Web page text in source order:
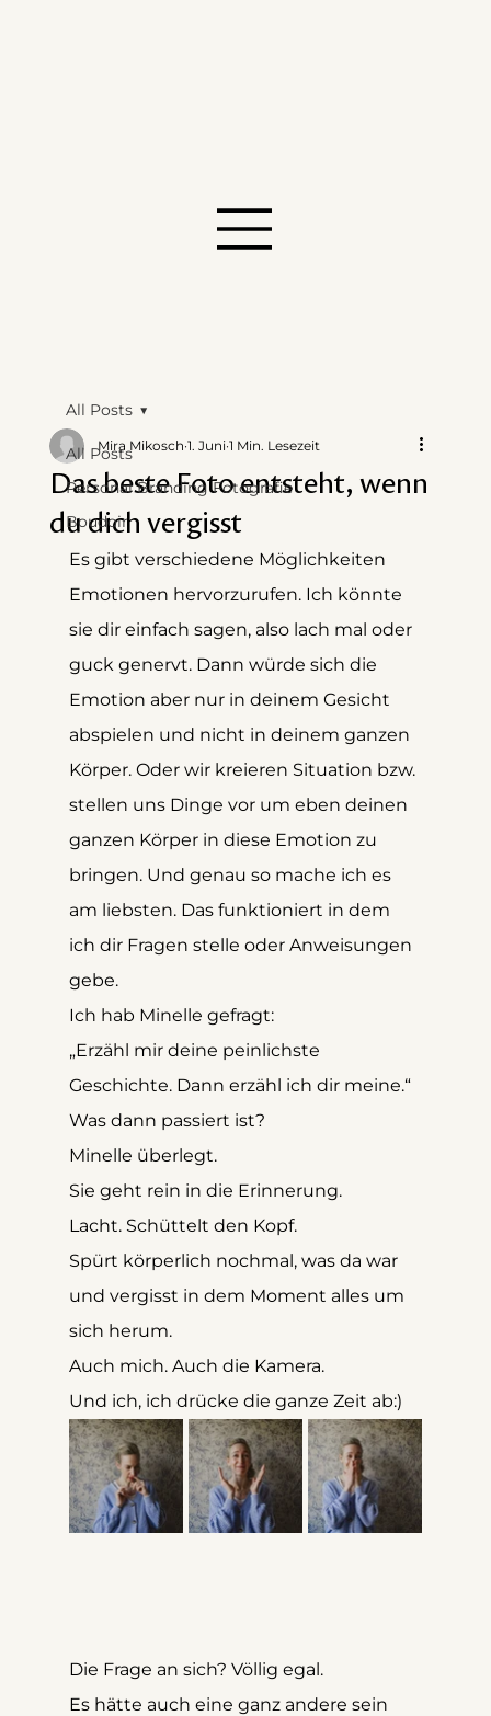
All Posts
Personal Branding Fotografie
Boudoir
All Posts
Das beste Foto entsteht, wenn
du dich vergisst
Mira Mikosch 1. Juni 1 Min. Lesezeit
Es gibt verschiedene Möglichkeiten
Emotionen hervorzurufen. Ich könnte
sie dir einfach sagen, also lach mal oder
guck genervt. Dann würde sich die
Emotion aber nur in deinem Gesicht
abspielen und nicht in deinem ganzen
Körper. Oder wir kreieren Situation bzw.
stellen uns Dinge vor um eben deinen
ganzen Körper in diese Emotion zu
bringen. Und genau so mache ich es
am liebsten. Das funktioniert in dem
ich dir Fragen stelle oder Anweisungen
gebe.
Ich hab Minelle gefragt:
„Erzähl mir deine peinlichste
Geschichte. Dann erzähl ich dir meine.“
Was dann passiert ist?
Minelle überlegt.
Sie geht rein in die Erinnerung.
Lacht. Schüttelt den Kopf.
Spürt körperlich nochmal, was da war
und vergisst in dem Moment alles um
sich herum.
Auch mich. Auch die Kamera.
Und ich, ich drücke die ganze Zeit ab:)
Die Frage an sich? Völlig egal.
Es hätte auch eine ganz andere sein